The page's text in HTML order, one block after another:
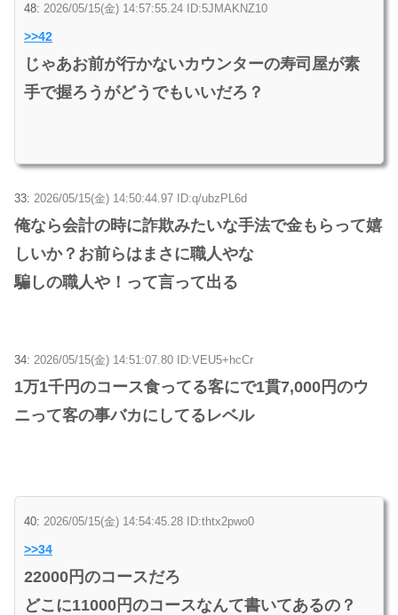
48: 2026/05/15(金) 14:57:55.24 ID:5JMAKNZ10
>>42
じゃあお前が行かないカウンターの寿司屋が素
手で握ろうがどうでもいいだろ？
33: 2026/05/15(金) 14:50:44.97 ID:q/ubzPL6d
俺なら会計の時に詐欺みたいな手法で金もらって嬉
しいか？お前らはまさに職人やな
騙しの職人や！って言って出る
34: 2026/05/15(金) 14:51:07.80 ID:VEU5+hcCr
1万1千円のコース食ってる客にで1貫7,000円のウ
ニって客の事バカにしてるレベル
40: 2026/05/15(金) 14:54:45.28 ID:thtx2pwo0
>>34
22000円のコースだろ
どこに11000円のコースなんて書いてあるの？